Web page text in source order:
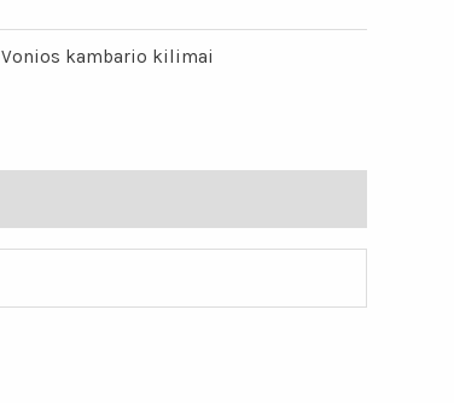
Vonios kambario kilimai